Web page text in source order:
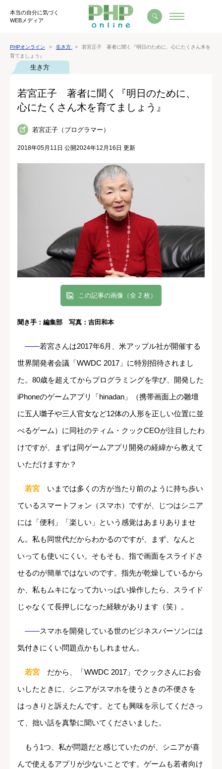
本当の自分に気づく
WEBメディア
PHPオンライン 生き方
若宮正子 著者に聞く『明日のために、心にたくさん木を
育てましょう』
生き方
若宮正子 著者に聞く『明日のために、
心にたくさん木を育てましょう』
若宮正子（プログラマー）
2018年05月11日 公開2024年12月16日 更新
この記事の画像（全 2 枚）
聞き手：編集部 写真：吉田和本
――若宮さんは2017年6月、米アップル社が開催する
世界開発者会議「WWDC 2017」に特別招待されまし
た。80歳を超えてからプログラミングを学び、開発した
iPhoneのゲームアプリ「hinadan」（携帯画面上の雛壇
に五人囃子や三人官女など12体の人形を正しい位置に並
べるゲーム）に同社のティム・クックCEOが注目したわ
けですが、まずは同ゲームアプリ開発の経緯から教えて
いただけますか？
若宮 いまでは多くの方が当たり前のように持ち歩い
ているスマートフォン（スマホ）ですが、じつはシニア
には「便利」「楽しい」という感覚はあまりありませ
ん。私も同世代だからわかるのですが、まず、なんと
いっても使いにくい。そもそも、指で画面をスライドさ
せるのが簡単ではないのです。指先が乾燥しているから
か、私もムキになって力いっぱい操作したら、スライド
じゃなくて長押しになった経験があります（笑）。
――スマホを開発している世のビジネスパーソンには
気付きにくい問題点かもしれません。
若宮 だから、「WWDC 2017」でクックさんにお会
いしたときに、シニアがスマホを使うときの不便さを
はっきりと訴えたんです。とても興味を示してくださっ
て、拙い話を真摯に聞いてくださいました。
もう1つ、私が問題だと感じていたのが、シニアが喜
んで使えるアプリが少ないことです。ゲームも若者向け